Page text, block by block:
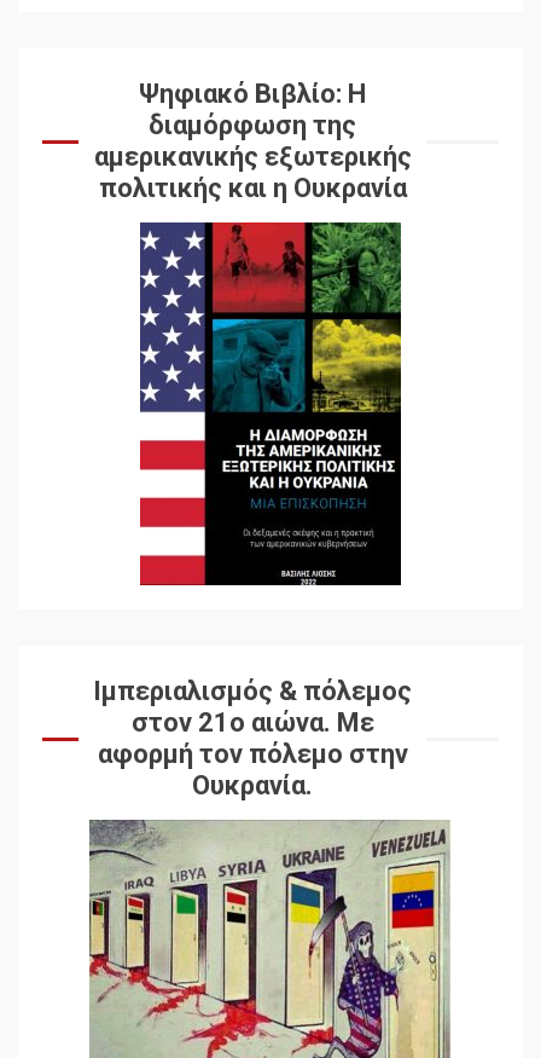
Ψηφιακό Βιβλίο: Η
διαμόρφωση της
αμερικανικής εξωτερικής
πολιτικής και η Ουκρανία
Ιμπεριαλισμός & πόλεμος
στον 21ο αιώνα. Mε
αφορμή τον πόλεμο στην
Ουκρανία.